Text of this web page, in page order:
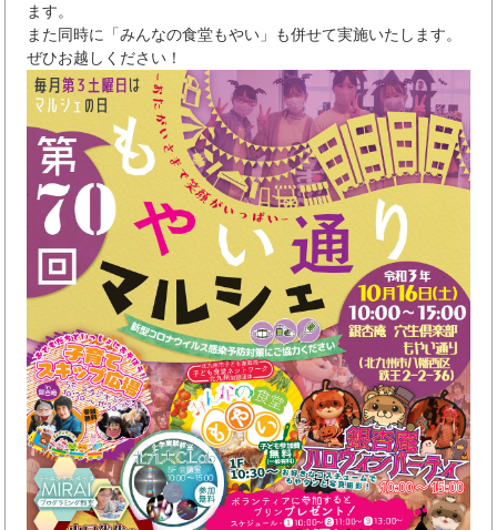
ます。
また同時に「みんなの食堂もやい」も併せて実施いたします。
ぜひお越しください！